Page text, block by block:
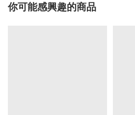
你可能感興趣的商品